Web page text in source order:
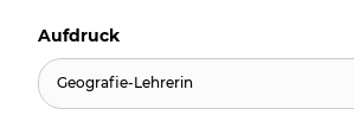
Aufdruck
Geografie-Lehrerin